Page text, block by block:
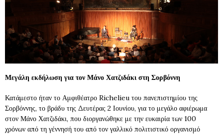
Μεγάλη εκδήλωση για τον Μάνο Χατζιδάκι στη Σορβόννη
Κατάμεστο ήταν το Αμφιθέατρο Richelieu του πανεπιστημίου της
Σορβόννης, το βράδυ της Δευτέρας 2 Ιουνίου, για το μεγάλο αφιέρωμα
στον Μάνο Χατζιδάκι, που διοργανώθηκε με την ευκαιρία των 100
χρόνων από τη γέννησή του από τον γαλλικό πολιτιστικό οργανισμό